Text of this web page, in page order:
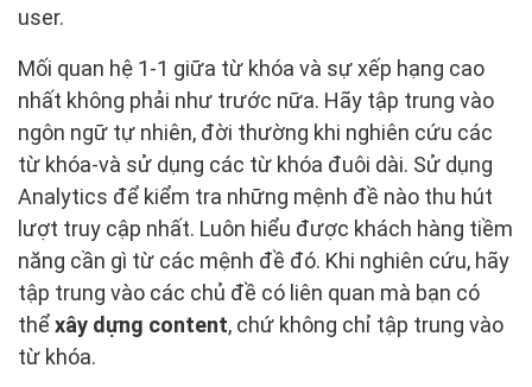
user.
Mối quan hệ 1-1 giữa từ khóa và sự xếp hạng cao
nhất không phải như trước nữa. Hãy tập trung vào
ngôn ngữ tự nhiên, đời thường khi nghiên cứu các
từ khóa-và sử dụng các từ khóa đuôi dài. Sử dụng
Analytics để kiểm tra những mệnh đề nào thu hút
lượt truy cập nhất. Luôn hiểu được khách hàng tiềm
năng cần gì từ các mệnh đề đó. Khi nghiên cứu, hãy
tập trung vào các chủ đề có liên quan mà bạn có
thểxây dựng content, chứ không chỉ tập trung vào
từ khóa.